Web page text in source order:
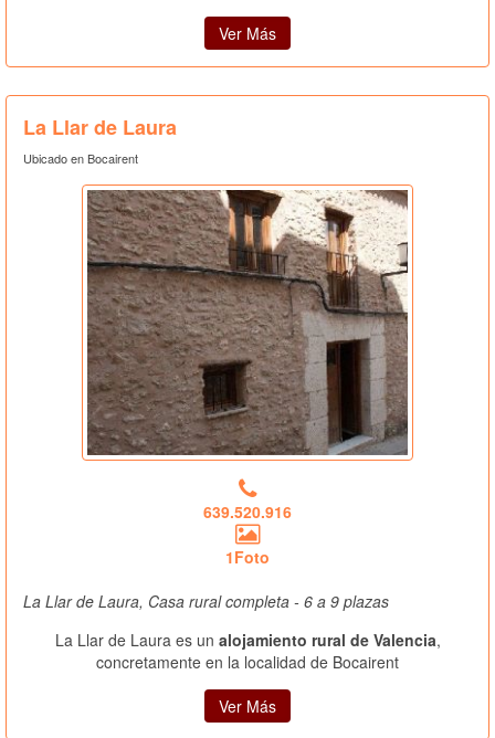
Ver Más
La Llar de Laura
Ubicado en Bocairent
639.520.916
1Foto
La Llar de Laura, Casa rural completa - 6 a 9 plazas
La Llar de Laura es un alojamiento rural de Valencia,
concretamente en la localidad de Bocairent
Ver Más